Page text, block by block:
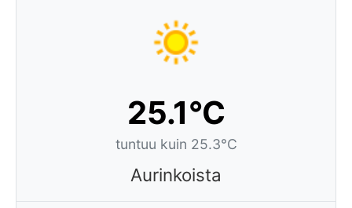
25.1°C
tuntuu kuin 25.3°C
Aurinkoista